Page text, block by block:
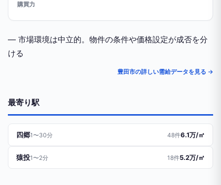
購買力
— 市場環境は中立的。物件の条件や価格設定が成否を分
ける
豊田市の詳しい需給データを見る →
最寄り駅
四郷1〜30分 48件6.1万/㎡
猿投1〜2分 18件5.2万/㎡